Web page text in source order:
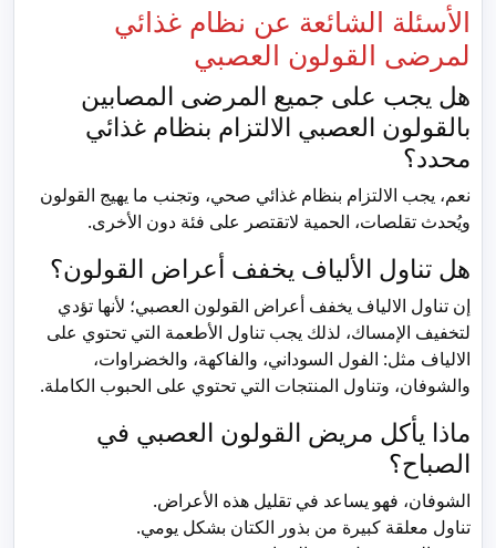
الأسئلة الشائعة عن نظام غذائي
لمرضى القولون العصبي
هل يجب على جميع المرضى المصابين
بالقولون العصبي الالتزام بنظام غذائي
محدد؟
نعم، يجب الالتزام بنظام غذائي صحي، وتجنب ما يهيج القولون
ويُحدث تقلصات، الحمية لاتقتصر على فئة دون الأخرى.
هل تناول الألياف يخفف أعراض القولون؟
إن تناول الالياف يخفف أعراض القولون العصبي؛ لأنها تؤدي
لتخفيف الإمساك، لذلك يجب تناول الأطعمة التي تحتوي على
الالياف مثل: الفول السوداني، والفاكهة، والخضراوات،
والشوفان، وتناول المنتجات التي تحتوي على الحبوب الكاملة.
ماذا يأكل مريض القولون العصبي في
الصباح؟
الشوفان، فهو يساعد في تقليل هذه الأعراض.
تناول معلقة كبيرة من بذور الكتان بشكل يومي.